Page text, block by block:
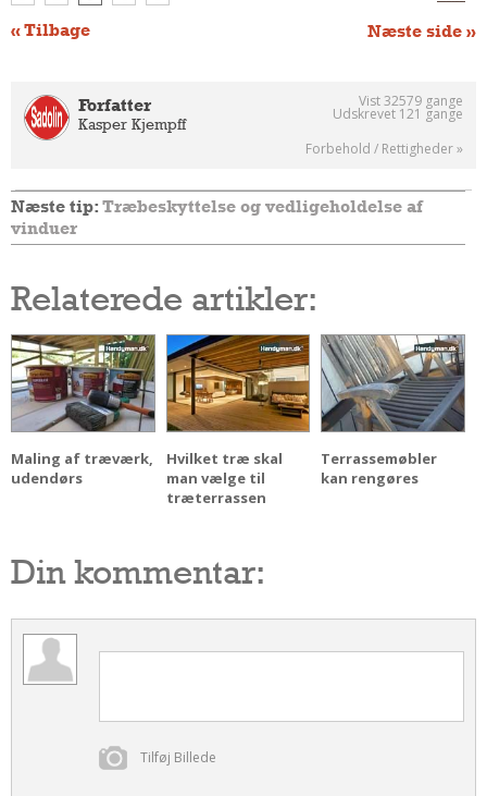
Båd
Beplantning
Belægning
Om Værktøj
Andet
Rengøring Af Overflader
« Tilbage Næste side »
Forfatter
Kasper Kjempff
Vist 32579 gange
Udskrevet 121 gange
Forbehold / Rettigheder »
Næste tip: Træbeskyttelse og vedligeholdelse af
vinduer
Relaterede artikler:
Maling af træværk,
udendørs
Hvilket træ skal
man vælge til
træterrassen
Terrassemøbler
kan rengøres
Din kommentar:
Tilføj Billede